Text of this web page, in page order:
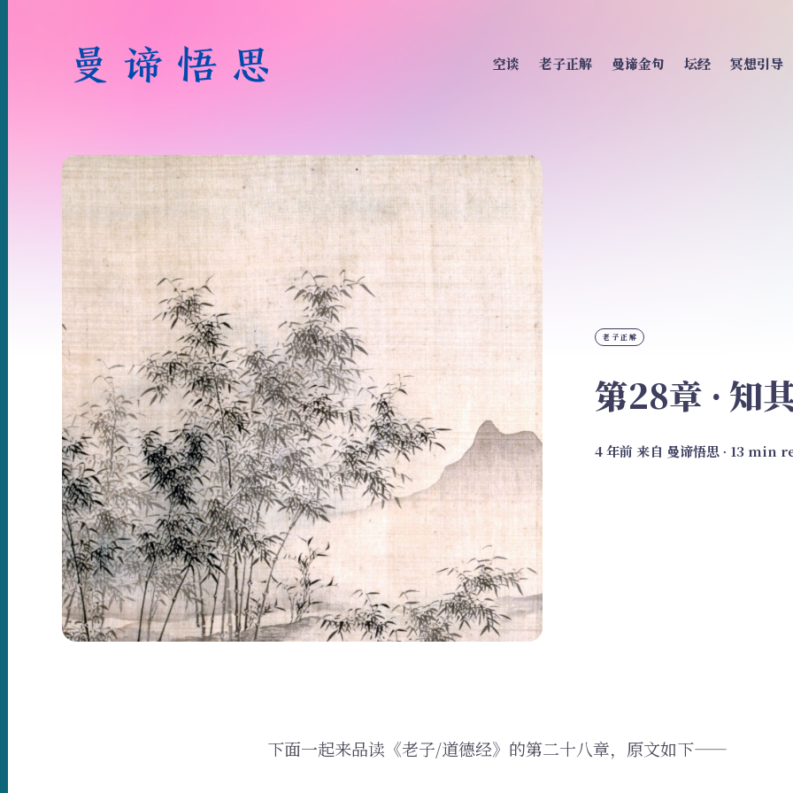
空谈 老子正解 曼谛金句 坛经 冥想引导
老子正解
第28章 · 知
4 年前 来自 曼谛悟思∙ 13 min
下面一起来品读《老子/道德经》的第二十八章，原文如下——